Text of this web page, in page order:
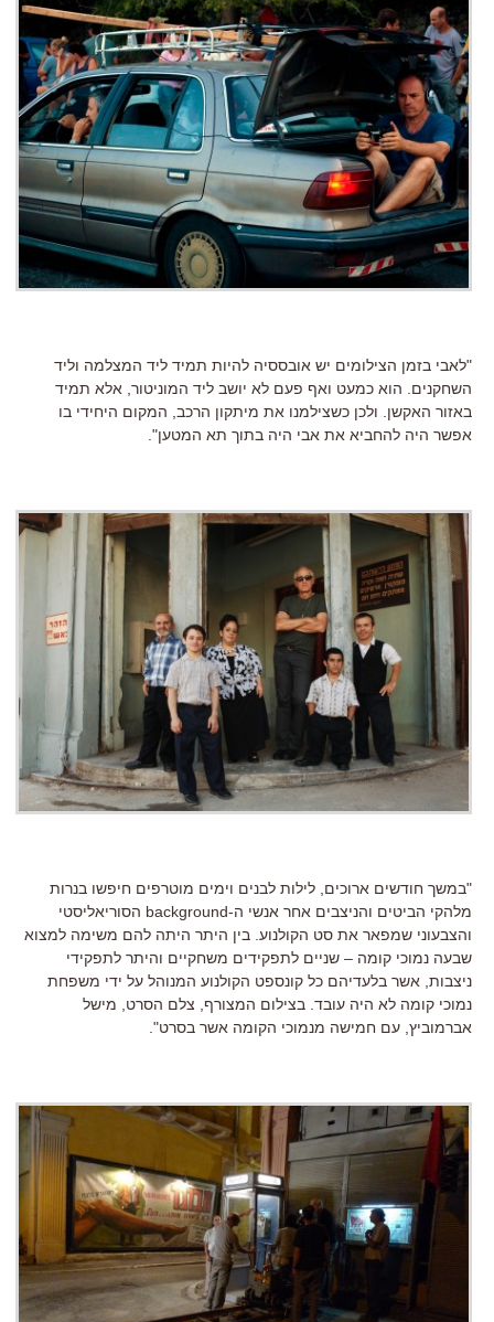
"לאבי בזמן הצילומים יש אובססיה להיות תמיד ליד המצלמה וליד
השחקנים. הוא כמעט ואף פעם לא יושב ליד המוניטור, אלא תמיד
באזור האקשן. ולכן כשצילמנו את מיתקון הרכב, המקום היחידי בו
אפשר היה להחביא את אבי היה בתוך תא המטען".
"במשך חודשים ארוכים, לילות לבנים וימים מוטרפים חיפשו בנרות
מלהקי הביטים והניצבים אחר אנשי ה-background הסוריאליסטי
והצבעוני שמפאר את סט הקולנוע. בין היתר היתה להם משימה למצוא
שבעה נמוכי קומה – שניים לתפקידים משחקיים והיתר לתפקידי
ניצבות, אשר בלעדיהם כל קונספט הקולנוע המנוהל על ידי משפחת
נמוכי קומה לא היה עובד. בצילום המצורף, צלם הסרט, מישל
אברמוביץ, עם חמישה מנמוכי הקומה אשר בסרט".